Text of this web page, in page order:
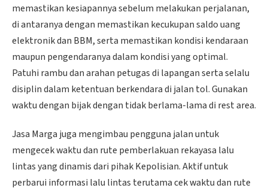
memastikan kesiapannya sebelum melakukan perjalanan,
di antaranya dengan memastikan kecukupan saldo uang
elektronik dan BBM, serta memastikan kondisi kendaraan
maupun pengendaranya dalam kondisi yang optimal.
Patuhi rambu dan arahan petugas di lapangan serta selalu
disiplin dalam ketentuan berkendara di jalan tol. Gunakan
waktu dengan bijak dengan tidak berlama-lama di rest area.
Jasa Marga juga mengimbau pengguna jalan untuk
mengecek waktu dan rute pemberlakuan rekayasa lalu
lintas yang dinamis dari pihak Kepolisian. Aktif untuk
perbarui informasi lalu lintas terutama cek waktu dan rute